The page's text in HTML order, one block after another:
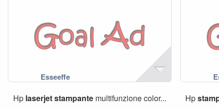
Hp laserjetstampantemultifunzione color...
Hp